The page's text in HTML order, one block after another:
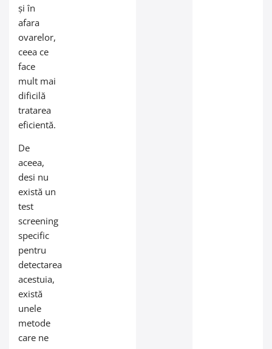
și în
afara
ovarelor,
ceea ce
face
mult mai
dificilă
tratarea
eficientă.
De
aceea,
desi nu
există un
test
screening
specific
pentru
detectarea
acestuia,
există
unele
metode
care ne